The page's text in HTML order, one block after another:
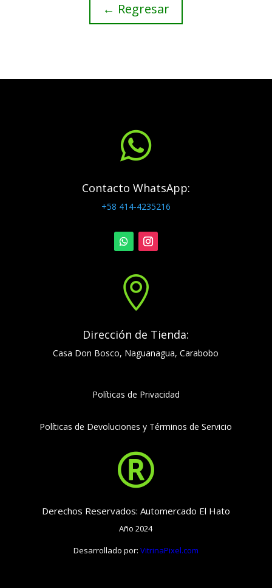
← Regresar

Contacto WhatsApp:
+58 414-4235216

Dirección de Tienda:
Casa Don Bosco, Naguanagua, Carabobo
Políticas de Privacidad
Políticas de Devoluciones y Términos de Servicio

Derechos Reservados: Automercado El Hato
Año 2024
Desarrollado por: VitrinaPixel.com